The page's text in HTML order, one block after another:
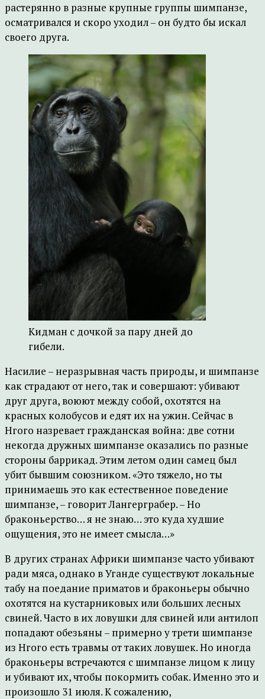
растерянно в разные крупные группы шимпанзе,
осматривался и скоро уходил – он будто бы искал
своего друга.
Кидман с дочкой за пару дней до
гибели.
Насилие – неразрывная часть природы, и шимпанзе
как страдают от него, так и совершают: убивают
друг друга, воюют между собой, охотятся на
красных колобусов и едят их на ужин. Сейчас в
Нгого назревает гражданская война: две сотни
некогда дружных шимпанзе оказались по разные
стороны баррикад. Этим летом один самец был
убит бывшим союзником. «Это тяжело, но ты
принимаешь это как естественное поведение
шимпанзе, – говорит Лангерграбер. – Но
браконьерство… я не знаю… это куда худшие
ощущения, это не имеет смысла…»
В других странах Африки шимпанзе часто убивают
ради мяса, однако в Уганде существуют локальные
табу на поедание приматов и браконьеры обычно
охотятся на кустарниковых или больших лесных
свиней. Часто в их ловушки для свиней или антилоп
попадают обезьяны – примерно у трети шимпанзе
из Нгого есть травмы от таких ловушек. Но иногда
браконьеры встречаются с шимпанзе лицом к лицу
и убивают их, чтобы покормить собак. Именно это и
произошло 31 июля. К сожалению,